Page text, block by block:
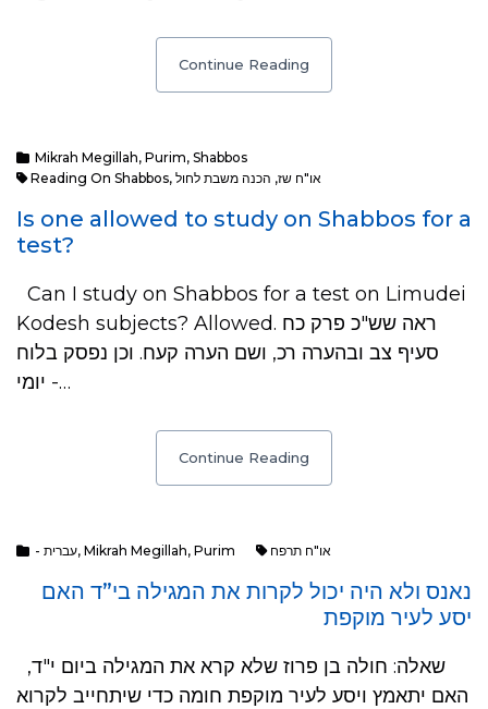
Continue Reading
Mikrah Megillah, Purim, Shabbos
Reading On Shabbos, או"ח שז, הכנה משבת לחול
Is one allowed to study on Shabbos for a
test?
Can I study on Shabbos for a test on Limudei
Kodesh subjects? Allowed. ראה שש"כ פרק כח
סעיף צב ובהערה רכ, ושם הערה קעח. וכן נפסק בלוח
יומי -…
Continue Reading
- עברית, Mikrah Megillah, Purim או"ח תרפח
נאנס ולא היה יכול לקרות את המגילה בי”ד האם
יסע לעיר מוקפת
האם יתאמץ ויסע לעיר מוקפת חומה כדי שיתחייב לקרוא